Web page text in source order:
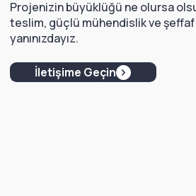
Projenizin büyüklüğü ne olursa
teslim, güçlü mühendislik ve
yanınızdayız.
İletişime Geçin